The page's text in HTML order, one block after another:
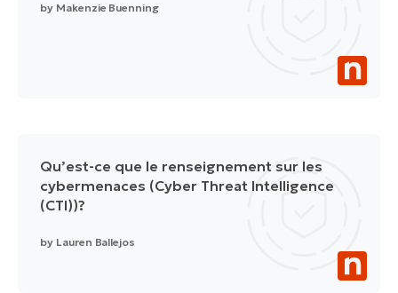
by Makenzie Buenning
Qu’est-ce que le renseignement sur les
cybermenaces (Cyber Threat Intelligence
(CTI))?
by Lauren Ballejos